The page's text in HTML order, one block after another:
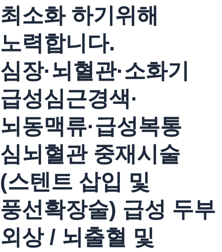
최소화 하기위해
노력합니다.
심장·뇌혈관·소화기
급성심근경색·
뇌동맥류·급성복통
심뇌혈관 중재시술
(스텐트 삽입 및
풍선확장술) 급성 두부
외상 / 뇌출혈 및